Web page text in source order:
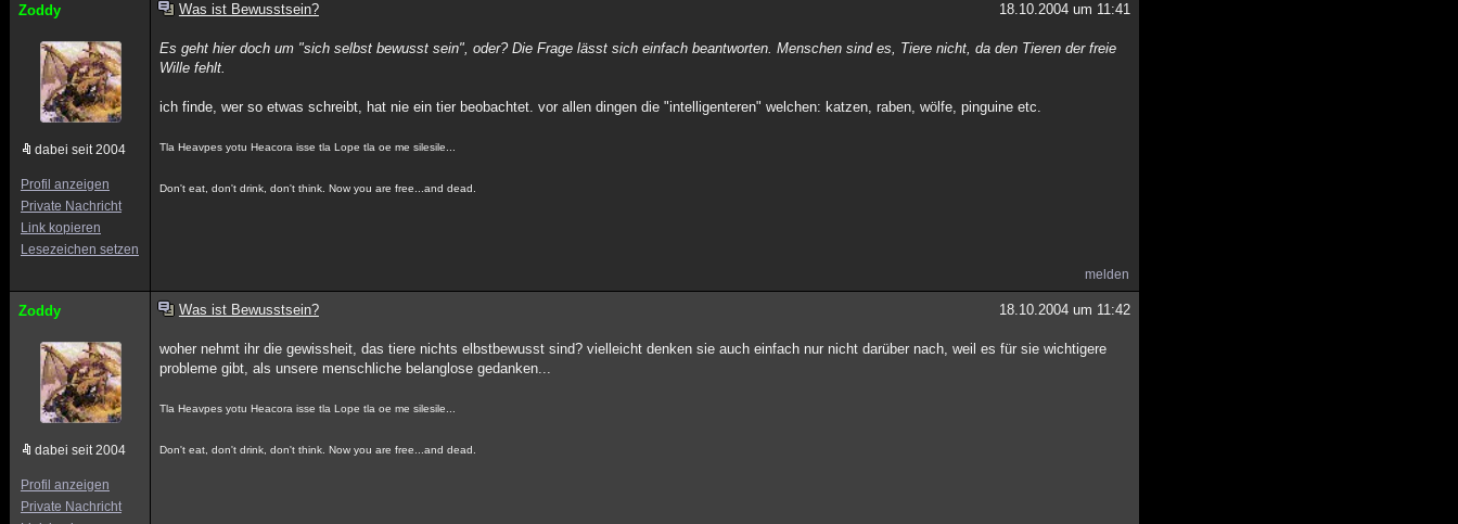
Zoddy
dabei seit 2004
Profil anzeigen
Private Nachricht
Link kopieren
Lesezeichen setzen
Was ist Bewusstsein? 18.10.2004 um 11:41
Es geht hier doch um "sich selbst bewusst sein", oder? Die Frage lässt sich einfach beantworten. Menschen sind es, Tiere nicht, da den Tieren der freie
Wille fehlt.
ich finde, wer so etwas schreibt, hat nie ein tier beobachtet. vor allen dingen die "intelligenteren" welchen: katzen, raben, wölfe, pinguine etc.
Tla Heavpes yotu Heacora isse tla Lope tla oe me silesile...
Don't eat, don't drink, don't think. Now you are free...and dead.
melden
Zoddy
dabei seit 2004
Profil anzeigen
Private Nachricht
Was ist Bewusstsein? 18.10.2004 um 11:42
woher nehmt ihr die gewissheit, das tiere nichts elbstbewusst sind? vielleicht denken sie auch einfach nur nicht darüber nach, weil es für sie wichtigere
probleme gibt, als unsere menschliche belanglose gedanken...
Tla Heavpes yotu Heacora isse tla Lope tla oe me silesile...
Don't eat, don't drink, don't think. Now you are free...and dead.